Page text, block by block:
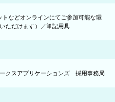
などオンラインにてご参加可能な環
ただけます）／筆記用具
クスアプリケーションズ 採用事務局